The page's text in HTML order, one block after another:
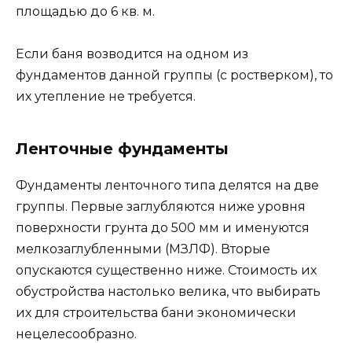
площадью до 6 кв. м.
Если баня возводится на одном из
фундаментов данной группы (с ростверком), то
их утепление не требуется.
Ленточные фундаменты
Фундаменты ленточного типа делятся на две
группы. Первые заглубляются ниже уровня
поверхности грунта до 500 мм и именуются
мелкозаглубленными (МЗЛФ). Вторые
опускаются существенно ниже. Стоимость их
обустройства настолько велика, что выбирать
их для строительства бани экономически
нецелесообразно.